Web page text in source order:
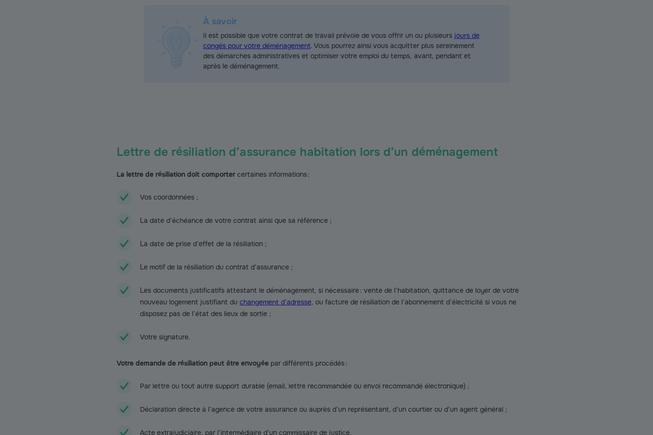
À savoir
Il est possible que votre contrat de travail prévoie de vous offrir un ou plusieurs jours de
congés pour votre déménagement. Vous pourrez ainsi vous acquitter plus sereinement
des démarches administratives et optimiser votre emploi du temps, avant, pendant et
après le déménagement.
Lettre de résiliation d’assurance habitation lors d’un déménagement
La lettre de résiliation doit comporter certaines informations :
Vos coordonnées ;
La date d’échéance de votre contrat ainsi que sa référence ;
La date de prise d’effet de la résiliation ;
Le motif de la résiliation du contrat d’assurance ;
Les documents justificatifs attestant le déménagement, si nécessaire : vente de l’habitation, quittance de loyer de votre
nouveau logement justifiant du changement d’adresse, ou facture de résiliation de l’abonnement d’électricité si vous ne
disposez pas de l’état des lieux de sortie ;
Votre signature.
Votre demande de résiliation peut être envoyée par différents procédés :
Par lettre ou tout autre support durable (email, lettre recommandée ou envoi recommandé électronique) ;
Déclaration directe à l’agence de votre assurance ou auprès d’un représentant, d’un courtier ou d’un agent général ;
Acte extrajudiciaire, par l’intermédiaire d’un commissaire de justice.